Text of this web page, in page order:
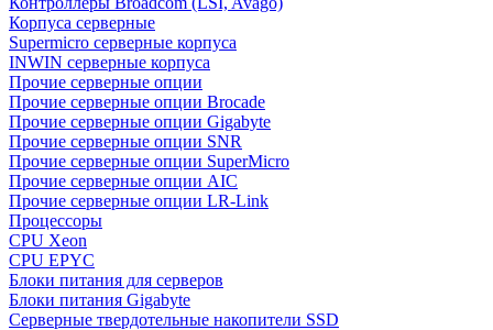
Корпуса серверные
Supermicro серверные корпуса
INWIN серверные корпуса
Прочие серверные опции
Прочие серверные опции Brocade
Прочие серверные опции Gigabyte
Прочие серверные опции SNR
Прочие серверные опции SuperMicro
Прочие серверные опции AIC
Прочие серверные опции LR-Link
Процессоры
CPU Xeon
CPU EPYC
Блоки питания для серверов
Блоки питания Gigabyte
Серверные твердотельные накопители SSD